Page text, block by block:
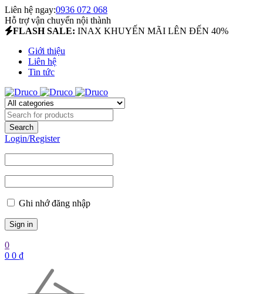
Liên hệ ngay:0936 072 068
Hỗ trợ vận chuyển nội thành
FLASH SALE: INAX KHUYẾN MÃI LÊN ĐẾN 40%
Giới thiệu
Liên hệ
Tin tức
Login/Register
Ghi nhớ đăng nhập
0
0 0 ₫